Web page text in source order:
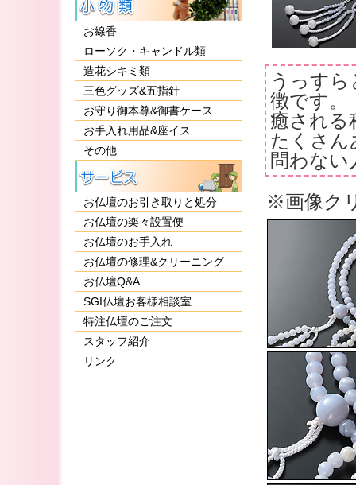
うっす
徴です。
癒される
たくさん
問わない
※画像ク
お線香
ローソク・キャンドル類
造花シキミ類
三色グッズ&五指針
お守り御本尊&御書ケース
お手入れ用品&座イス
その他
お仏壇のお引き取りと処分
お仏壇の楽々設置便
お仏壇のお手入れ
お仏壇の修理&クリーニング
お仏壇Q&A
SGI仏壇お客様相談室
特注仏壇のご注文
スタッフ紹介
リンク